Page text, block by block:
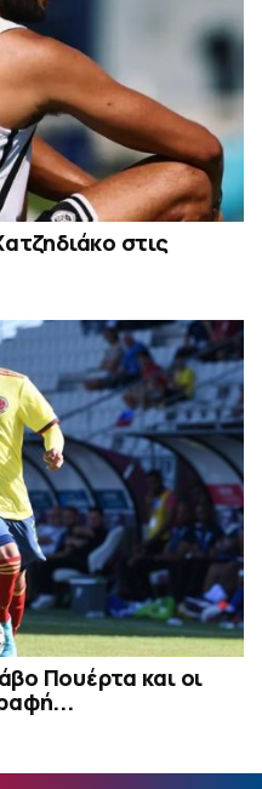
στις
Πουέρτα και οι